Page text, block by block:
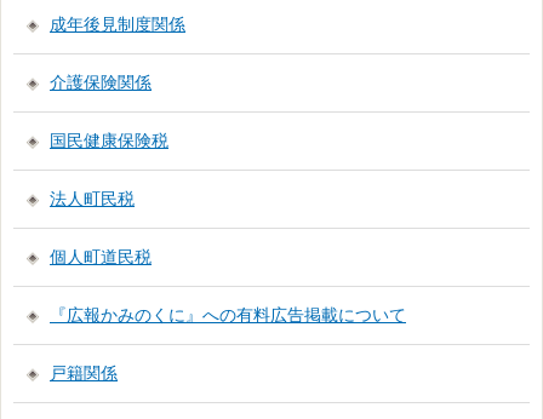
成年後見制度関係
介護保険関係
国民健康保険税
法人町民税
個人町道民税
『広報かみのくに』への有料広告掲載について
戸籍関係